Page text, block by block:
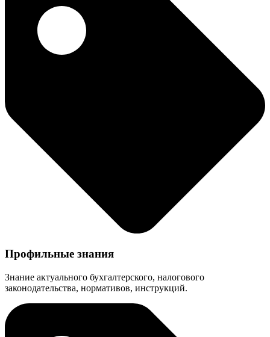
Профильные знания
Знание актуального бухгалтерского, налогового
законодательства, нормативов, инструкций.